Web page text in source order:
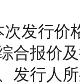
合报价
发行人